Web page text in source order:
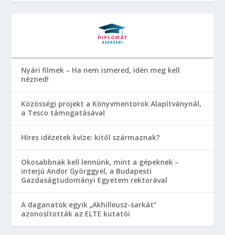
Nyári filmek – Ha nem ismered, idén meg kell
nézned!
Közösségi projekt a Könyvmentorok Alapítványnál,
a Tesco támogatásával
Híres idézetek kvíze: kitől származnak?
Okosabbnak kell lennünk, mint a gépeknek –
interjú Andor Györggyel, a Budapesti
Gazdaságtudományi Egyetem rektorával
A daganatok egyik „Akhilleusz-sarkát”
azonosították az ELTE kutatói